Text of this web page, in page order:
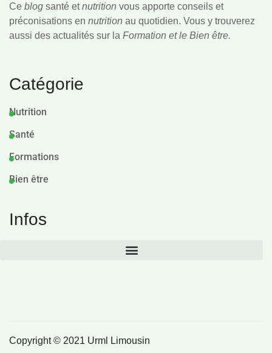
Ce blog santé etnutrition vous apporte conseils et
préconisations en nutrition au quotidien. Vous y trouverez
aussi des actualités sur la Formation et le Bien être.
Catégorie
Nutrition
Santé
Formations
Bien être
Infos
Copyright © 2021 Urml Limousin